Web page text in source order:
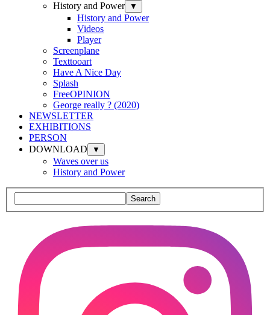
History and Power
▼
History and Power
Videos
Player
Screenplane
Texttooart
Have A Nice Day
Splash
FreeOPINION
George really ? (2020)
NEWSLETTER
EXHIBITIONS
PERSON
DOWNLOAD
▼
Waves over us
History and Power
Search